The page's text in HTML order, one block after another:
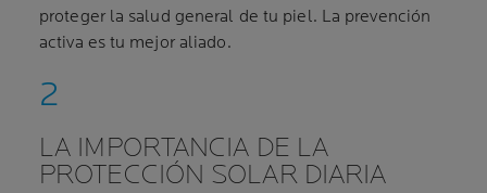
proteger la salud general de tu piel. La prevención
activa es tu mejor aliado.
LA IMPORTANCIA DE LA
PROTECCIÓN SOLAR DIARIA